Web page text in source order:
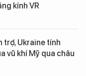
kính VR
trợ, Ukraine tính
vũ khí Mỹ qua châu